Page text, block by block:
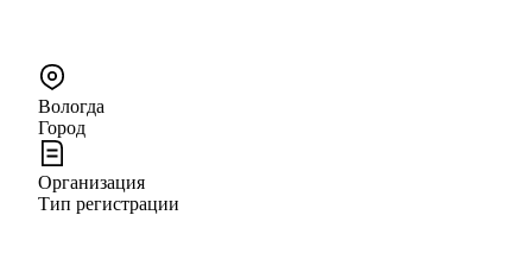
Вологда
Город
Организация
Тип регистрации